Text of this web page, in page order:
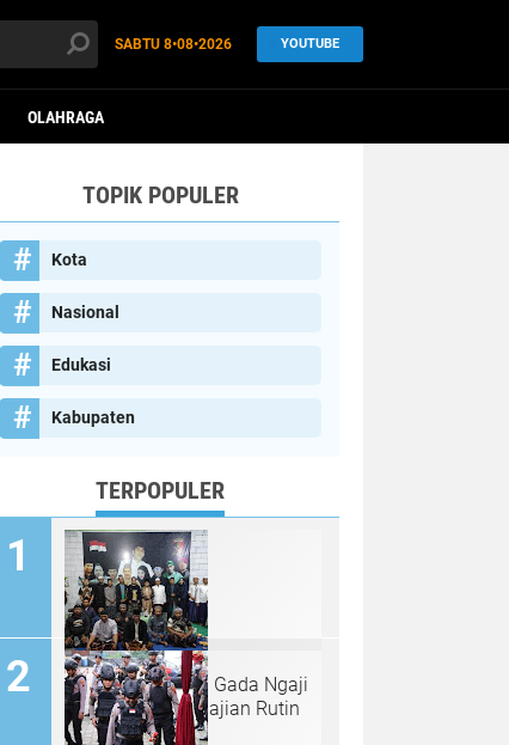
SABTU 8•08•2026 YOUTUBE
OLAHRAGA
TOPIK POPULER
Kota
Nasional
Edukasi
Kabupaten
TERPOPULER
Padepokan "Palu Gada Ngaji
Roso" Gelar Pengajian Rutin
Selapanan